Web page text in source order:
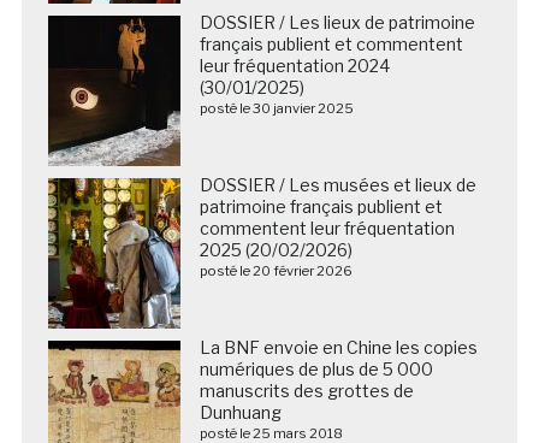
DOSSIER / Les lieux de patrimoine
français publient et commentent
leur fréquentation 2024
(30/01/2025)
posté le 30 janvier 2025
DOSSIER / Les musées et lieux de
patrimoine français publient et
commentent leur fréquentation
2025 (20/02/2026)
posté le 20 février 2026
La BNF envoie en Chine les copies
numériques de plus de 5 000
manuscrits des grottes de
Dunhuang
posté le 25 mars 2018